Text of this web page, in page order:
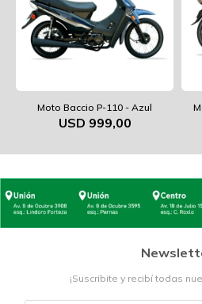
Moto Baccio P-110 - Azul
USD 999,00
¡Suscribite y recibí todas